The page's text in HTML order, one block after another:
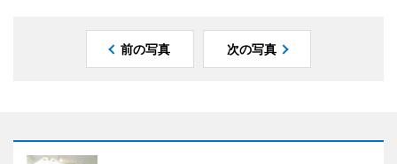
前の写真 次の写真